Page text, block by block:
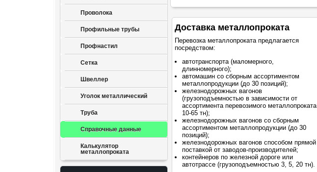
Проволока
Профильные трубы
Профнастил
Сетка
Швеллер
Уголок металлический
Труба
Справочные данные
Калькулятор
металлопроката
Доставка металлопроката
Перевозка металлопроката предлагается
посредством:
автотранспорта (маломерного,
длинномерного);
автомашин со сборным ассортиментом
металлопродукции (до 30 позиций);
железнодорожных вагонов
(грузоподъемностью в зависимости от
ассортимента перевозимого металлопроката
10-65 тн);
железнодорожных вагонов со сборным
ассортиментом металлопродукции (до 30
позиций);
железнодорожных вагонов способом прямой
поставкой от заводов-производителей;
контейнеров по железной дороге или
автотрассе (грузоподъемностью 3, 5, 20 тн).